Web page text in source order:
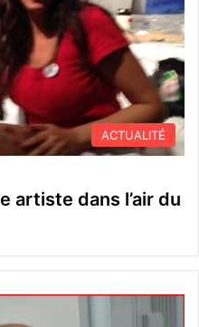
ACTUALITÉ
artiste dans l’air du